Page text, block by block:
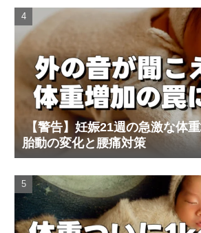
【警告】妊娠21週の急激な体
胎動の変化と腰痛対策